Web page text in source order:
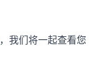
，我们将一起查看您